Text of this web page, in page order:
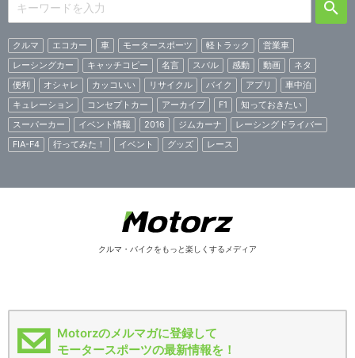
クルマ エコカー 車 モータースポーツ 軽トラック
営業車
レーシングカー
キャッチコピー 名言 スバル 感動 動画
ネタ
便利
オシャレ カッコいい リサイクル バイク アプリ
車中泊
キュレーション
コンセプトカー アーカイブ F1
知っておきたい
スーパーカー
イベント情報 2016 ジムカーナ
レーシングドライバー
FIA-F4
行ってみた！ イベント グッズ レース
クルマ・バイクをもっと楽しくするメディア
Motorzのメルマガに登録して
モータースポーツの最新情報を！